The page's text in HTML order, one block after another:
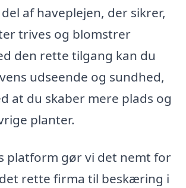
af haveplejen, der sikrer,
trives og blomstrer
den rette tilgang kan du
udseende og sundhed,
at du skaber mere plads og
planter.
platform gør vi det nemt for
rette firma til beskæring i